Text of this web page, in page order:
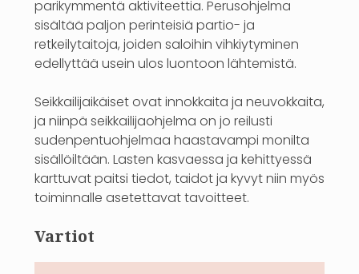
parikymmentä aktiviteettia. Perusohjelma
sisältää paljon perinteisiä partio- ja
retkeilytaitoja, joiden saloihin vihkiytyminen
edellyttää usein ulos luontoon lähtemistä.
Seikkailijaikäiset ovat innokkaita ja neuvokkaita,
ja niinpä seikkailijaohjelma on jo reilusti
sudenpentuohjelmaa haastavampi monilta
sisällöiltään. Lasten kasvaessa ja kehittyessä
karttuvat paitsi tiedot, taidot ja kyvyt niin myös
toiminnalle asetettavat tavoitteet.
Vartiot